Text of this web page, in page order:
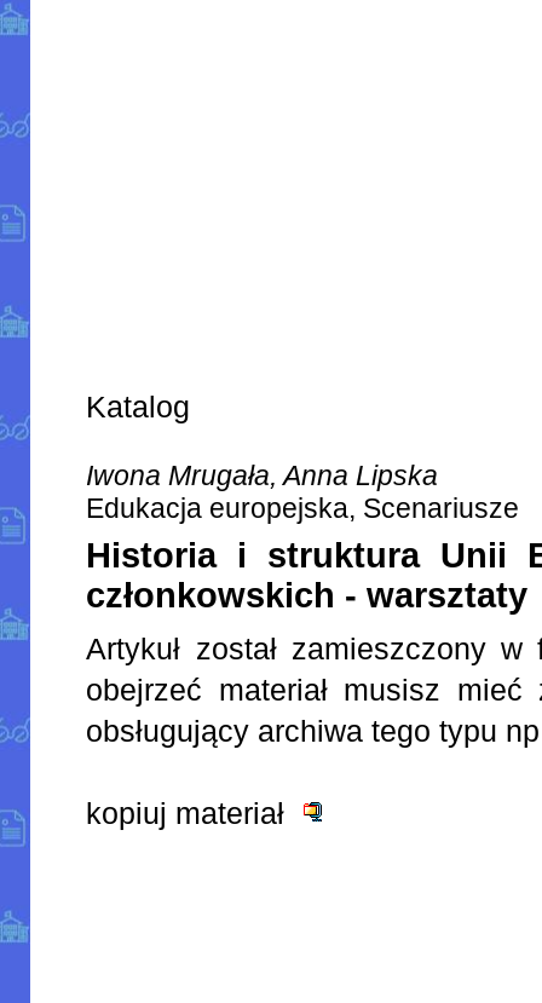
Katalog
Iwona Mrugała, Anna Lipska
Edukacja europejska, Scenariusze
Historia i struktura Unii
członkowskich - warsztaty
Artykuł został zamieszczony
obejrzeć materiał musisz mieć
obsługujący archiwa tego typu
kopiuj materiał